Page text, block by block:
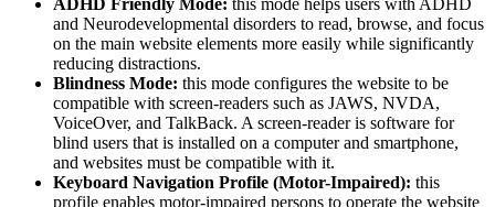
and Neurodevelopmental disorders to read, browse, and focus
on the main website elements more easily while significantly
reducing distractions.
Blindness Mode: this mode configures the website to be
compatible with screen-readers such as JAWS, NVDA,
VoiceOver, and TalkBack. A screen-reader is software for
blind users that is installed on a computer and smartphone,
and websites must be compatible with it.
Keyboard Navigation Profile (Motor-Impaired): this
profile enables motor-impaired persons to operate the website